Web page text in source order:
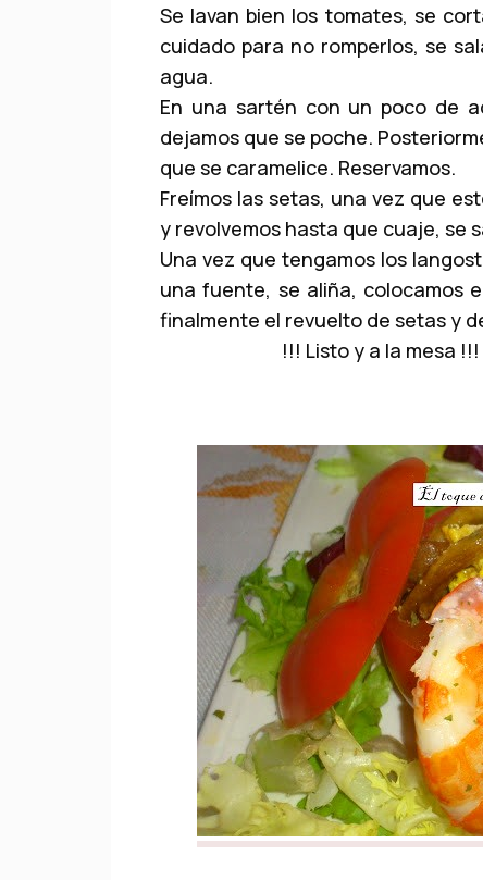
Se lavan bien los tomates, se
cuidado para no romperlos, se
agua.
En una sartén con un poco de
dejamos que se poche.
que se caramelice. Reservamos.
Freímos las setas, una vez que
y revolvemos hasta que cuaje, se
Una vez que tengamos los
una fuente, se aliña, colocamos
finalmente el revuelto de setas y
!!! Listo y a la mesa !!!